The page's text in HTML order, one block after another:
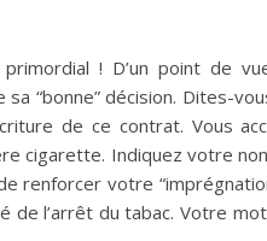
! D’un point de
“bonne” décision. Dites-
de ce contrat. Vous
cigarette. Indiquez votre
renforcer votre
de l’arrêt du tabac. Votre